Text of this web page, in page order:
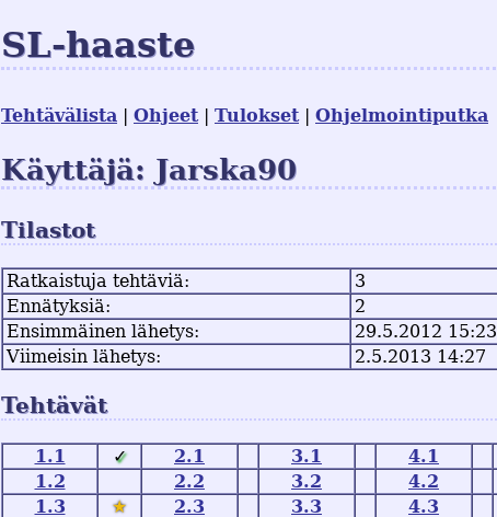
SL-haaste
Tehtävälista Ohjeet Tulokset Ohjelmointiputka
Käyttäjä: Jarska90
Tilastot
Ratkaistuja tehtäviä:
3
Ennätyksiä:
2
Ensimmäinen lähetys:
29.5.2012 15:23
Viimeisin lähetys:
2.5.2013 14:27
Tehtävät
1.1 ✓ 2.1 3.1 4.1
1.2
2.2 3.2 4.2
1.3
★ 2.3 3.3 4.3